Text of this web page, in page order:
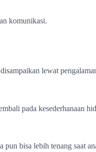
komunikasi.
lewat
pada kesederhanaan
bisa lebih tenang saat